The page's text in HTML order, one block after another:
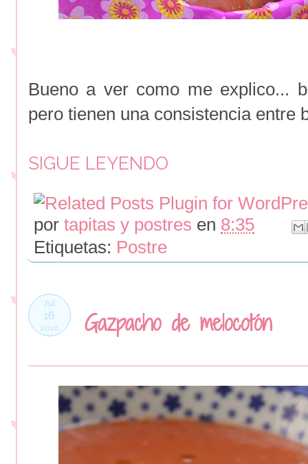
Bueno a ver como me explico...
pero tienen una consistencia entre
SIGUE LEYENDO
por tapitas y postres en 8:35
Etiquetas: Postre
Jul
16
2016 Gazpacho de melocotón